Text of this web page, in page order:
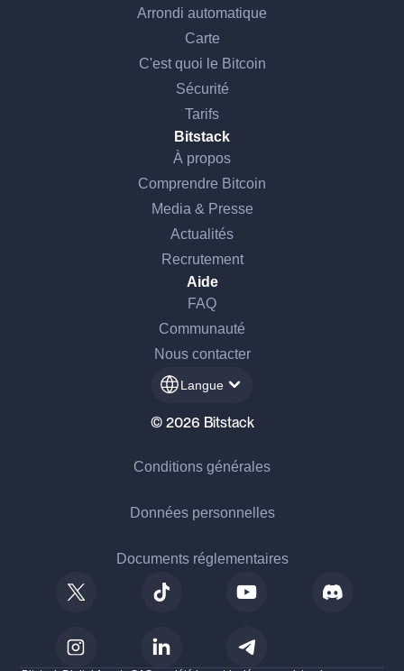
Arrondi automatique
Carte
C'est quoi le Bitcoin
Sécurité
Tarifs
Bitstack
À propos
Comprendre Bitcoin
Media & Presse
Actualités
Recrutement
Aide
FAQ
Communauté
Nous contacter
Langue
© 2026 Bitstack
Conditions générales
Données personnelles
Documents réglementaires